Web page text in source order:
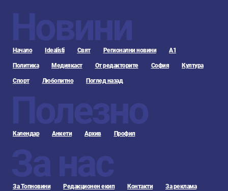
Новини
Начало Idealisti Свят Регионални новини А1
Политика Медиякаст От редакторите София Култура
Спорт Любопитно Поглед назад
Полезно
Календар Анкети Архив Профил
За нас
За Топновини Редакционен екип Контакти За реклама